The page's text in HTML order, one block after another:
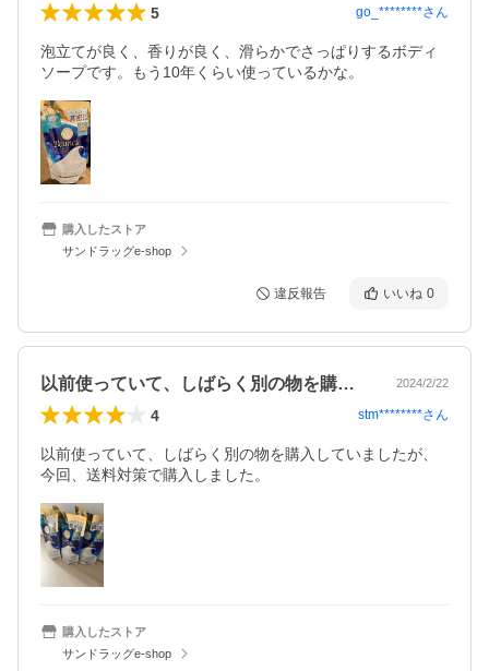
5 go_********さん
泡立てが良く、香りが良く、滑らかでさっぱりするボディ
ソープです。もう10年くらい使っているかな。
購入したストア
サンドラッグe-shop
違反報告 いいね 0
以前使っていて、しばらく別の物を購入し… 2024/2/22
4 stm********さん
以前使っていて、しばらく別の物を購入していましたが、
今回、送料対策で購入しました。
購入したストア
サンドラッグe-shop